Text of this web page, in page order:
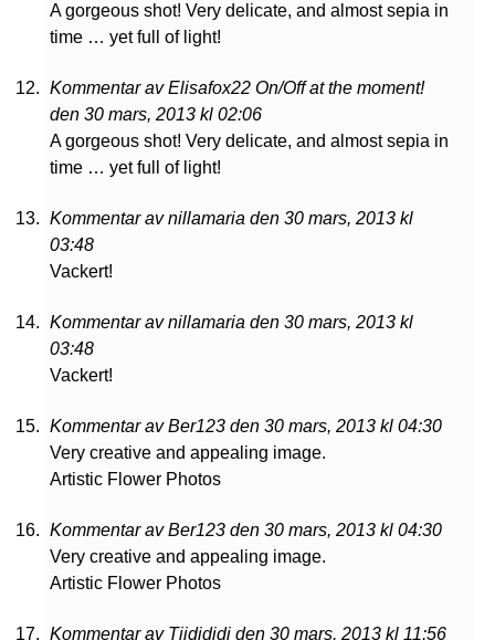
A gorgeous shot! Very delicate, and almost sepia in
time … yet full of light!
Kommentar av Elisafox22 On/Off at the moment!
den 30 mars, 2013 kl 02:06
A gorgeous shot! Very delicate, and almost sepia in
time … yet full of light!
Kommentar av nillamaria den 30 mars, 2013 kl
03:48
Vackert!
Kommentar av nillamaria den 30 mars, 2013 kl
03:48
Vackert!
Kommentar av Ber123 den 30 mars, 2013 kl 04:30
Very creative and appealing image.
Artistic Flower Photos
Kommentar av Ber123 den 30 mars, 2013 kl 04:30
Very creative and appealing image.
Artistic Flower Photos
Kommentar av Tjidididi den 30 mars, 2013 kl 11:56